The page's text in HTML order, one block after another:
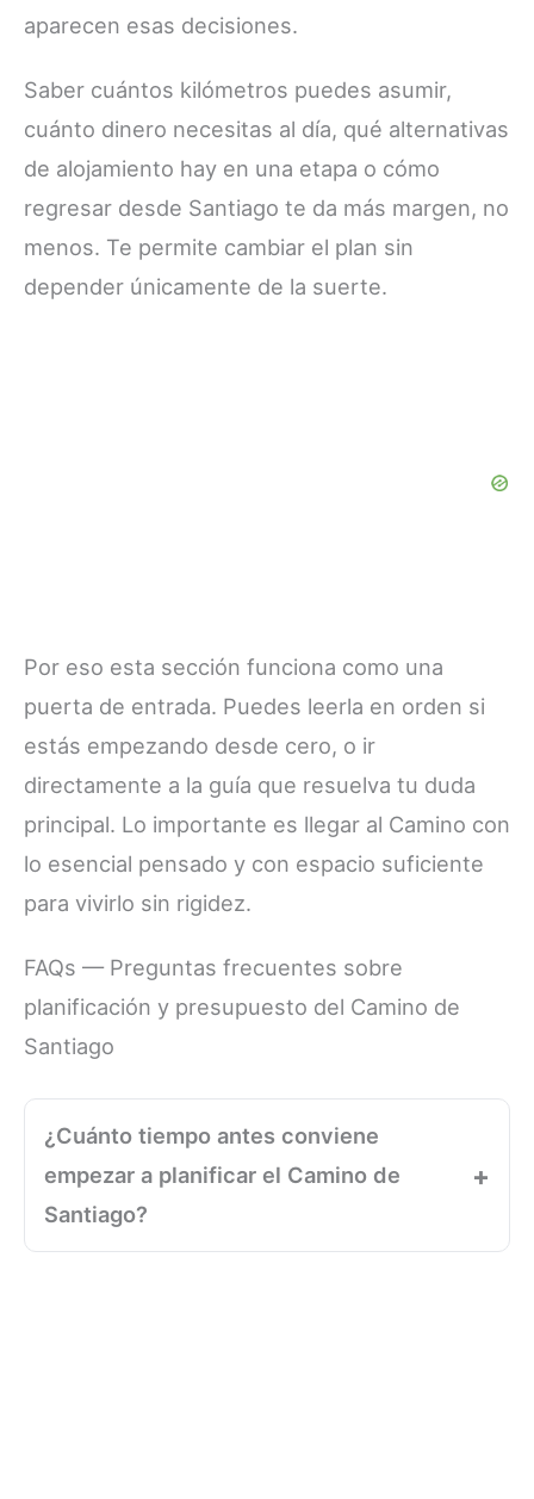
aparecen esas decisiones.
Saber cuántos kilómetros puedes asumir,
cuánto dinero necesitas al día, qué alternativas
de alojamiento hay en una etapa o cómo
regresar desde Santiago te da más margen, no
menos. Te permite cambiar el plan sin
depender únicamente de la suerte.
Por eso esta sección funciona como una
puerta de entrada. Puedes leerla en orden si
estás empezando desde cero, o ir
directamente a la guía que resuelva tu duda
principal. Lo importante es llegar al Camino con
lo esencial pensado y con espacio suficiente
para vivirlo sin rigidez.
FAQs — Preguntas frecuentes sobre
planificación y presupuesto del Camino de
Santiago
¿Cuánto tiempo antes conviene
empezar a planificar el Camino de
Santiago?